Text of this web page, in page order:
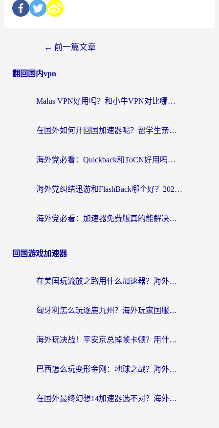
← 前一篇文章
翻回国内vpn
Malus VPN好用吗？和小牛VPN对比哪个回国效果更好？海外党亲测实用指南
在国外如何开回国加速器呢？留学生亲测的无缝访问国内资源指南
海外党必看：Quickback和ToCN好用吗？3分钟选对回国加速器的实用指南
海外党纠结迅游和FlashBack哪个好？2026实用指南教你选对回国加速器
海外党必看：加速器免费版真的能解决回国访问难题吗？附实用选择指南
回国游戏加速器
在美国玩流放之路用什么加速器？海外党国服游戏不卡顿的终极攻略
匈牙利怎么玩逐鹿九州？海外玩家国服游戏加速器终极指南（附永劫无间荣耀新三国解决方案）
海外玩决战！平安京总掉帧卡顿？用什么加速器比较好？实测指南来了
巴西怎么玩变形金刚：地球之战？海外玩家国服游戏加速终极指南（附新诛仙延迟密室逃脱18解决办法）
在国外最终幻想14加速器选不对？海外玩家的国服游戏加速避坑指南